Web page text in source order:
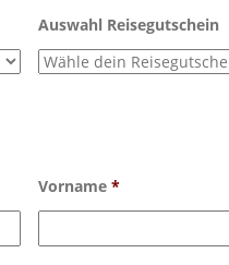
Auswahl Reisegutschein
Vorname *